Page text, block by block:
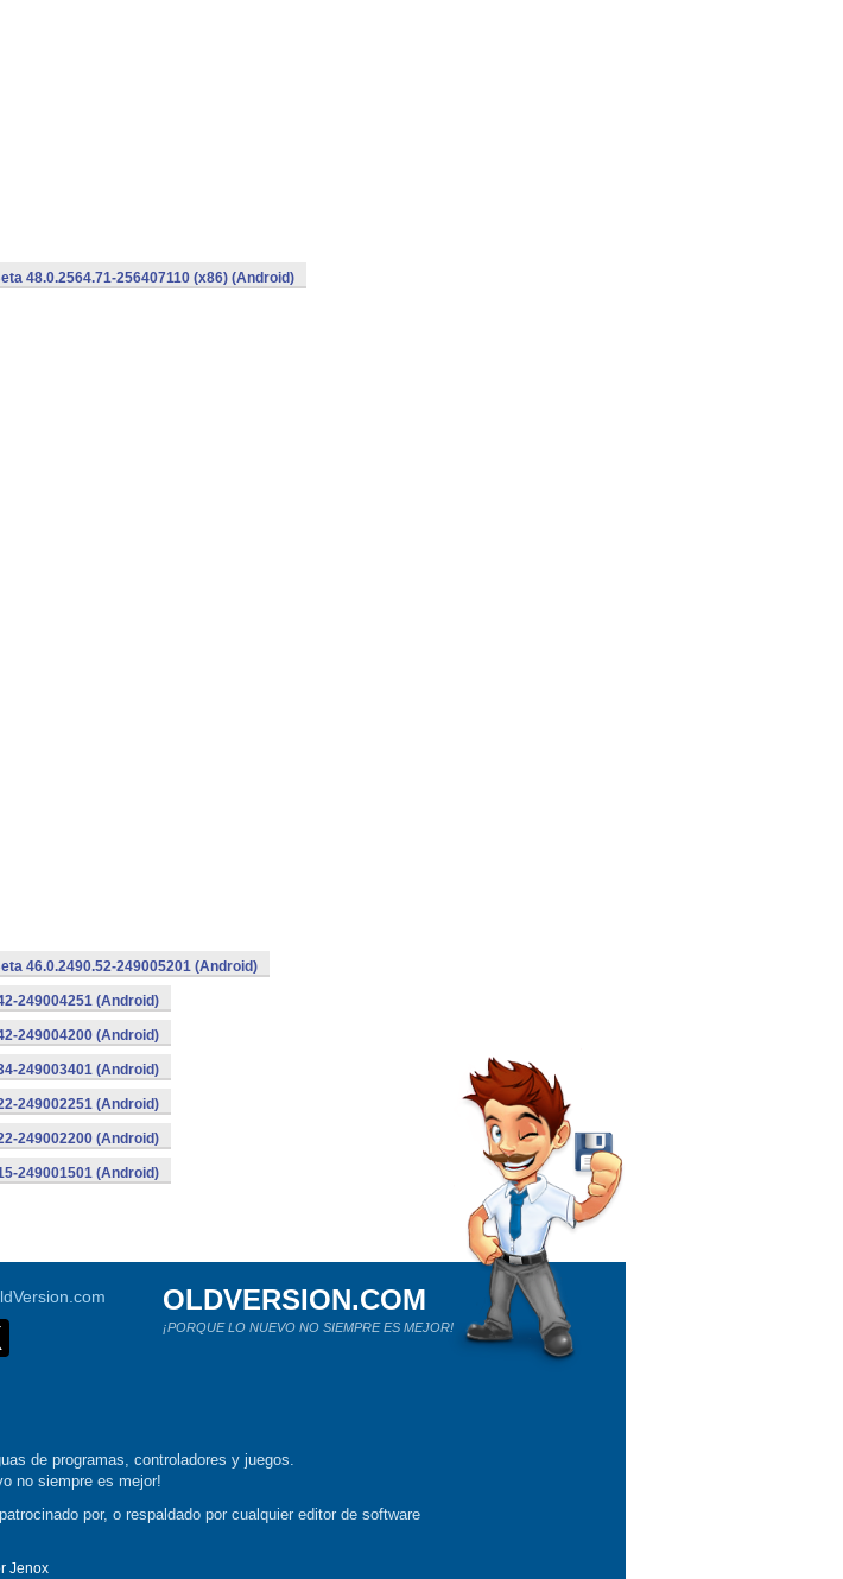
48.0.2564.71-256407110 (x86) (Android)
46.0.2490.52-249005201 (Android)
249004251 (Android)
249004200 (Android)
249003401 (Android)
249002251 (Android)
249002200 (Android)
249001501 (Android)
OLDVERSION.COM
¡PORQUE LO NUEVO NO SIEMPRE ES MEJOR!
de programas, controladores y juegos.
no siempre es mejor!
por, o respaldado por cualquier editor de software
Jenox